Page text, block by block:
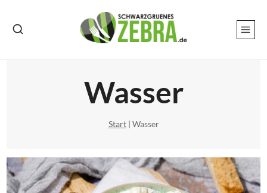
Inhalt
Wasser
Start| Wasser